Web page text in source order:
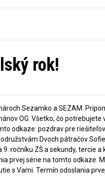
rok!
Sezamko a SEZAM.
OG. Všetko, čo
odkaze: pozdrav pre
Dvoch pátračov
ročníku ZŠ a sekundy, tercie a
prvej série na tomto odkaze.
s Vami. Termín odoslania